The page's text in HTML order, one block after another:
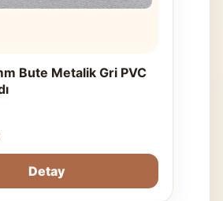
Bute Metalik Gri PVC
Detay